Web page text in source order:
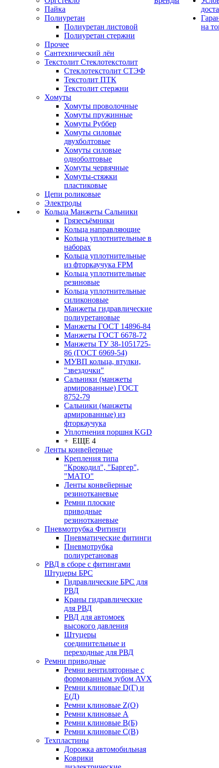
Пайка
Полиуретан
Полиуретан листовой
Полиуретан стержни
Прочее
Сантехнический лён
Текстолит Стеклотекстолит
Стеклотекстолит СТЭФ
Текстолит ПТК
Текстолит стержни
Хомуты
Хомуты проволочные
Хомуты пружинные
Хомуты Руббер
Хомуты силовые
двухболтовые
Хомуты силовые
одноболтовые
Хомуты червячные
Хомуты-стяжки
пластиковые
Цепи роликовые
Электроды
Кольца Манжеты Сальники
Грязесъёмники
Кольца направляющие
Кольца уплотнительные в
наборах
Кольца уплотнительные
из фторкаучука FPM
Кольца уплотнительные
резиновые
Кольца уплотнительные
силиконовые
Манжеты гидравлические
полиуретановые
Манжеты ГОСТ 14896-84
Манжеты ГОСТ 6678-72
Манжеты ТУ 38-1051725-
86 (ГОСТ 6969-54)
МУВП кольца, втулки,
"звездочки"
Сальники (манжеты
армированные) ГОСТ
8752-79
Сальники (манжеты
армированные) из
фторкаучука
Уплотнения поршня KGD
+ ЕЩЕ 4
Ленты конвейерные
Крепления типа
"Крокодил", "Баргер",
"МАТО"
Ленты конвейерные
резинотканевые
Ремни плоские
приводные
резинотканевые
Пневмотрубка Фитинги
Пневматические фитинги
Пневмотрубка
полиуретановая
РВД в сборе с фитингами
Штуцеры БРС
Гидравлические БРС для
РВД
Краны гидравлические
для РВД
РВД для автомоек
высокого давления
Штуцеры
соединительные и
переходные для РВД
Ремни приводные
Ремни вентиляторные с
формованным зубом AVX
Ремни клиновые D(Г) и
Е(Д)
Ремни клиновые Z(О)
Ремни клиновые А
Ремни клиновые В(Б)
Ремни клиновые С(В)
Техпластины
Дорожка автомобильная
Коврики
на